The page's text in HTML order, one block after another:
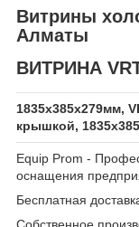
Витрины
Алматы
ВИТРИНА
1835х385х279мм,
крышкой,
Equip Prom -
оснащения
Бесплатная